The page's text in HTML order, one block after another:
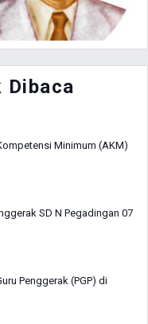
Dibaca
Minimum (AKM)
SD N Pegadingan 07
Penggerak (PGP) di